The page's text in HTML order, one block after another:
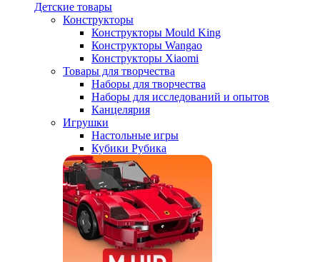
Детские товары
Конструкторы
Конструкторы Mould King
Конструкторы Wangao
Конструкторы Xiaomi
Товары для творчества
Наборы для творчества
Наборы для исследований и опытов
Канцелярия
Игрушки
Настольные игры
Кубики Рубика